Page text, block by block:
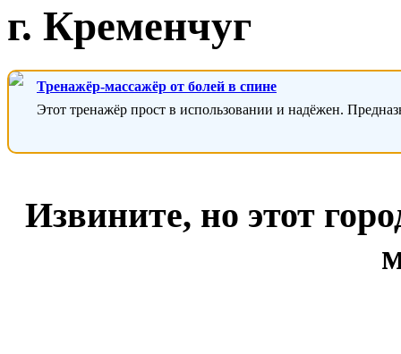
г. Кременчуг
Тренажёр-массажёр от болей в спине
Этот тренажёр прост в использовании и надёжен.
Извините, но этот